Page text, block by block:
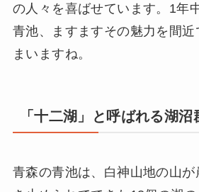
の人々を喜ばせています。1年
青池、ますますその魅力を間近
まいますね。
「十二湖」と呼ばれる湖沼
青森の青池は、白神山地の山